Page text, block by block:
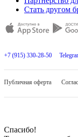
Стать другом
+7 (915) 330-28-50
Публичная оферта
Спасибо!